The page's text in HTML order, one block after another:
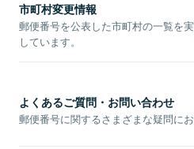
市町村変更情報
郵便番号を公表した市町村の一覧を
しています。
よくあるご質問・お問い合わせ
郵便番号に関するさまざまな疑問にお